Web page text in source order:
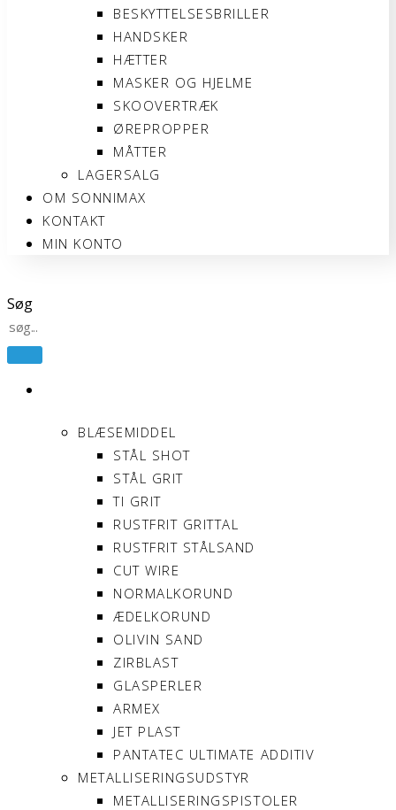
BESKYTTELSESBRILLER
HANDSKER
HÆTTER
MASKER OG HJELME
SKOOVERTRÆK
ØREPROPPER
MÅTTER
LAGERSALG
OM SONNIMAX
KONTAKT
MIN KONTO
Søg
BLÆSEMIDDEL
STÅL SHOT
STÅL GRIT
TI GRIT
RUSTFRIT GRITTAL
RUSTFRIT STÅLSAND
CUT WIRE
NORMALKORUND
ÆDELKORUND
OLIVIN SAND
ZIRBLAST
GLASPERLER
ARMEX
JET PLAST
PANTATEC ULTIMATE ADDITIV
METALLISERINGSUDSTYR
METALLISERINGSPISTOLER